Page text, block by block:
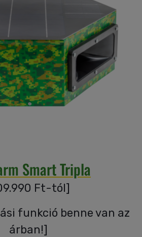
Smart Tripla
Ft-tól]
funkció benne van az
árban!]